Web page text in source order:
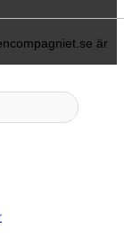
är